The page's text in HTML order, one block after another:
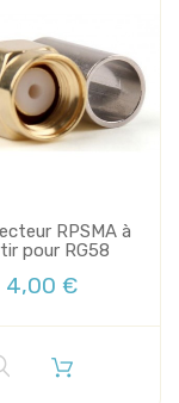
RPSMA à
pour RG58
4,00 €